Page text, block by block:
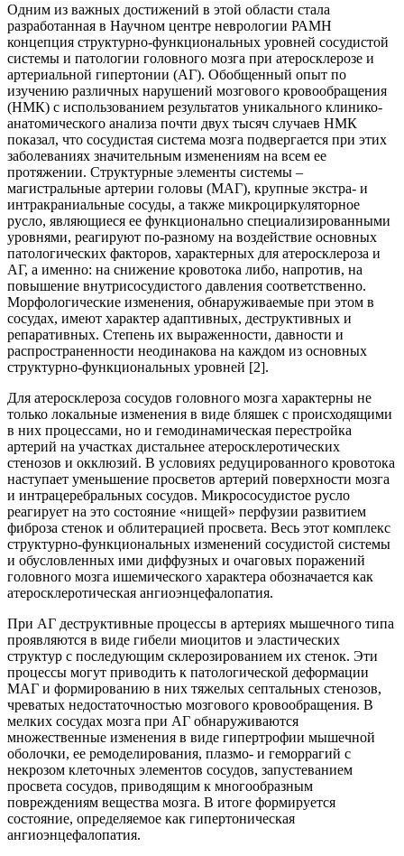
Одним из важных достижений в этой области стала
разработанная в Научном центре неврологии РАМН
концепция структурно-функциональных уровней сосудистой
системы и патологии головного мозга при атеросклерозе и
артериальной гипертонии (АГ). Обобщенный опыт по
изучению различных нарушений мозгового кровообращения
(НМК) с использованием результатов уникального клинико-
анатомического анализа почти двух тысяч случаев НМК
показал, что сосудистая система мозга подвергается при этих
заболеваниях значительным изменениям на всем ее
протяжении. Структурные элементы системы –
магистральные артерии головы (МАГ), крупные экстра- и
интракраниальные сосуды, а также микроциркуляторное
русло, являющиеся ее функционально специализированными
уровнями, реагируют по-разному на воздействие основных
патологических факторов, характерных для атеросклероза и
АГ, а именно: на снижение кровотока либо, напротив, на
повышение внутрисосудистого давления соответственно.
Морфологические изменения, обнаруживаемые при этом в
сосудах, имеют характер адаптивных, деструктивных и
репаративных. Степень их выраженности, давности и
распространенности неодинакова на каждом из основных
структурно-функциональных уровней [2].
Для атеросклероза сосудов головного мозга характерны не
только локальные изменения в виде бляшек с происходящими
в них процессами, но и гемодинамическая перестройка
артерий на участках дистальнее атеросклеротических
стенозов и окклюзий. В условиях редуцированного кровотока
наступает уменьшение просветов артерий поверхности мозга
и интрацеребральных сосудов. Микрососудистое русло
реагирует на это состояние «нищей» перфузии развитием
фиброза стенок и облитерацией просвета. Весь этот комплекс
структурно-функциональных изменений сосудистой системы
и обусловленных ими диффузных и очаговых поражений
головного мозга ишемического характера обозначается как
атеросклеротическая ангиоэнцефалопатия.
При АГ деструктивные процессы в артериях мышечного типа
проявляются в виде гибели миоцитов и эластических
структур с последующим склерозированием их стенок. Эти
процессы могут приводить к патологической деформации
МАГ и формированию в них тяжелых септальных стенозов,
чреватых недостаточностью мозгового кровообращения. В
мелких сосудах мозга при АГ обнаруживаются
множественные изменения в виде гипертрофии мышечной
оболочки, ее ремоделирования, плазмо- и геморрагий с
некрозом клеточных элементов сосудов, запустеванием
просвета сосудов, приводящим к многообразным
повреждениям вещества мозга. В итоге формируется
состояние, определяемое как гипертоническая
ангиоэнцефалопатия.